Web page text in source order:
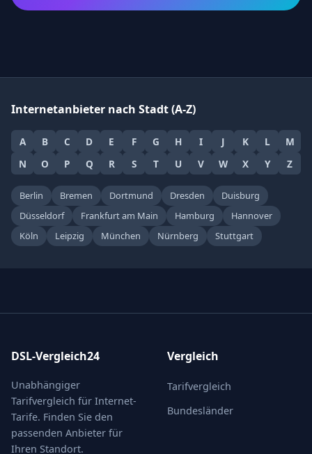
Internetanbieter nach Stadt (A-Z)
A B C D E F G H I J K L
M
N
O P Q R S T U V W X Y Z
Berlin Bremen Dortmund Dresden
Duisburg
Düsseldorf
Frankfurt am Main Hamburg
Hannover
Köln
Leipzig München Nürnberg Stuttgart
DSL-Vergleich24
Unabhängiger
Tarifvergleich für Internet-
Tarife. Finden Sie den
passenden Anbieter für
Ihren Standort.
Vergleich
Tarifvergleich
Bundesländer